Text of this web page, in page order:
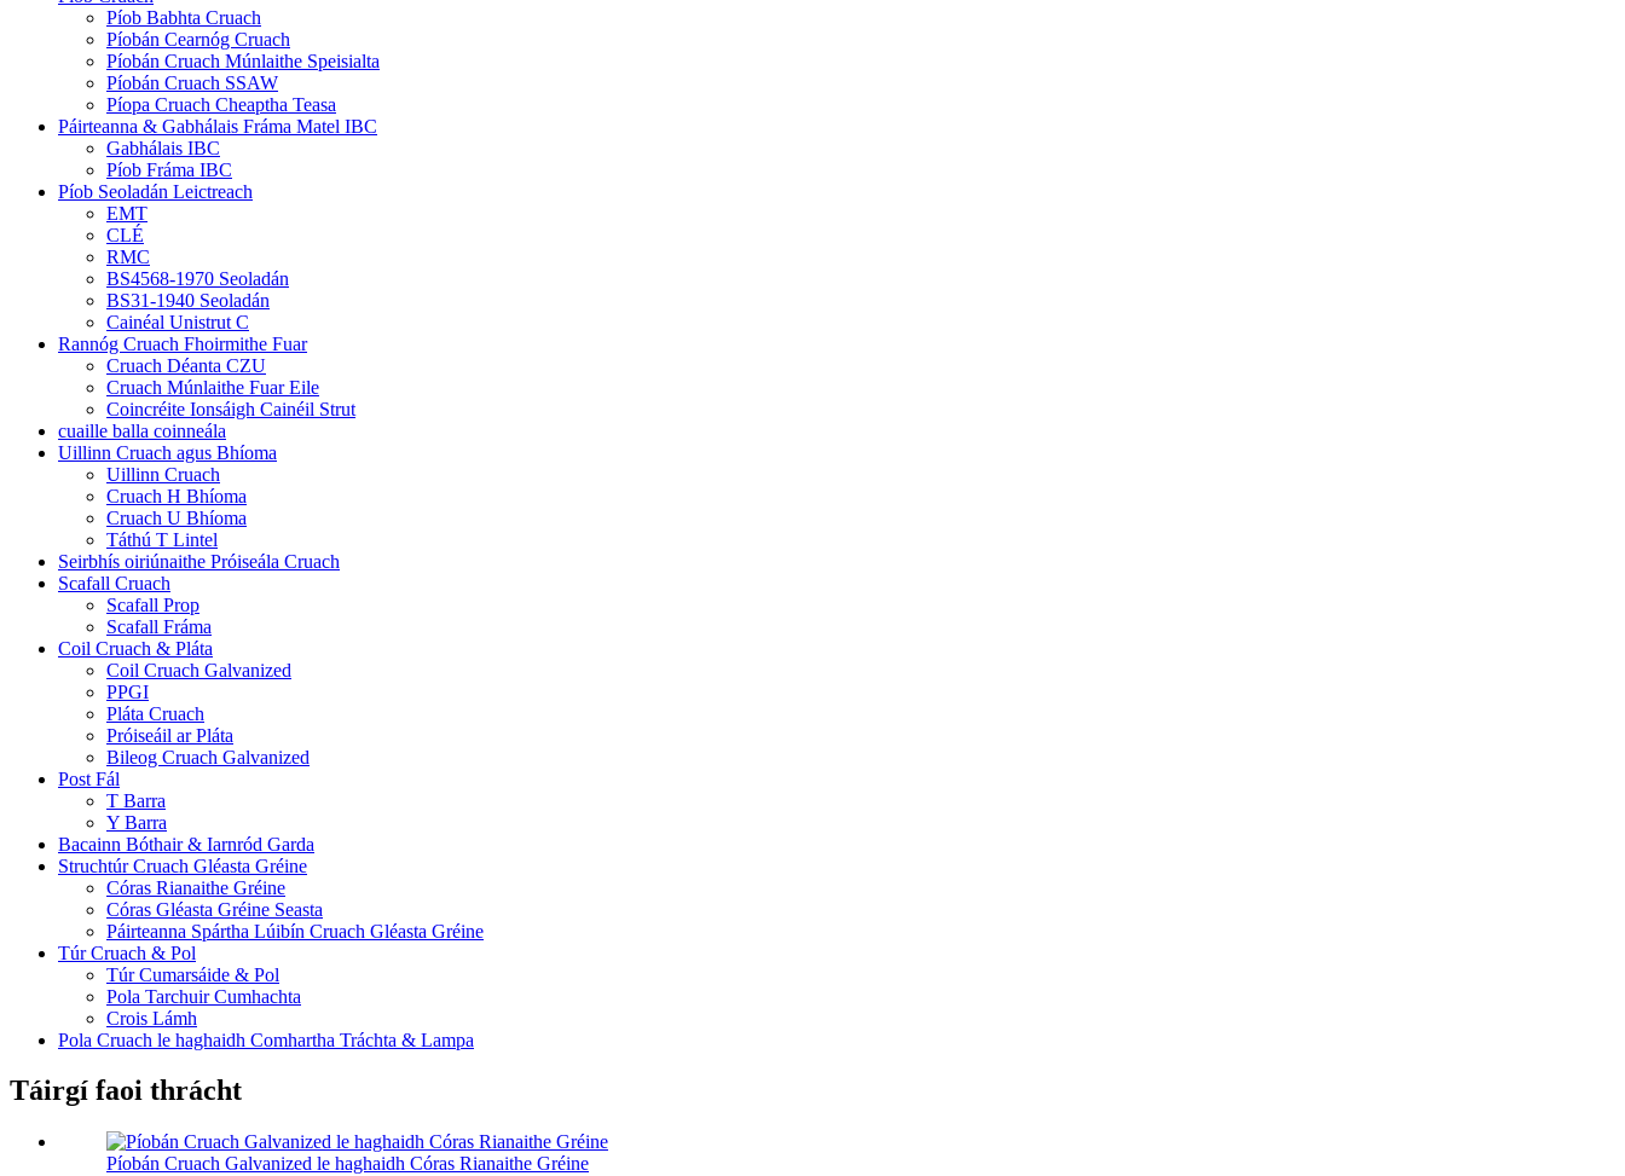
Píob Babhta Cruach
Píobán Cearnóg Cruach
Píobán Cruach Múnlaithe Speisialta
Píobán Cruach SSAW
Píopa Cruach Cheaptha Teasa
Páirteanna & Gabhálais Fráma Matel IBC
Gabhálais IBC
Píob Fráma IBC
Píob Seoladán Leictreach
EMT
CLÉ
RMC
BS4568-1970 Seoladán
BS31-1940 Seoladán
Cainéal Unistrut C
Rannóg Cruach Fhoirmithe Fuar
Cruach Déanta CZU
Cruach Múnlaithe Fuar Eile
Coincréite Ionsáigh Cainéil Strut
cuaille balla coinneála
Uillinn Cruach agus Bhíoma
Uillinn Cruach
Cruach H Bhíoma
Cruach U Bhíoma
Táthú T Lintel
Seirbhís oiriúnaithe Próiseála Cruach
Scafall Cruach
Scafall Prop
Scafall Fráma
Coil Cruach & Pláta
Coil Cruach Galvanized
PPGI
Pláta Cruach
Próiseáil ar Pláta
Bileog Cruach Galvanized
Post Fál
T Barra
Y Barra
Bacainn Bóthair & Iarnród Garda
Struchtúr Cruach Gléasta Gréine
Córas Rianaithe Gréine
Córas Gléasta Gréine Seasta
Páirteanna Spártha Lúibín Cruach Gléasta Gréine
Túr Cruach & Pol
Túr Cumarsáide & Pol
Pola Tarchuir Cumhachta
Crois Lámh
Pola Cruach le haghaidh Comhartha Tráchta & Lampa
Táirgí faoi thrácht
Píobán Cruach Galvanized le haghaidh Córas Rianaithe Gréine